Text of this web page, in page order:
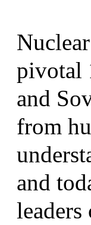
pivotal
and
from
and